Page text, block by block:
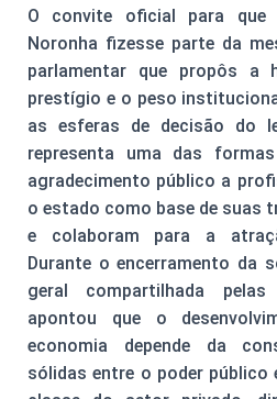
O convite oficial para que
Noronha fizesse parte da
parlamentar que propôs a
prestígio e o peso
as esferas de decisão do
representa uma das
agradecimento público a
o estado como base de suas
e colaboram para a
Durante o encerramento da
geral compartilhada pelas
apontou que o
economia depende da
sólidas entre o poder público